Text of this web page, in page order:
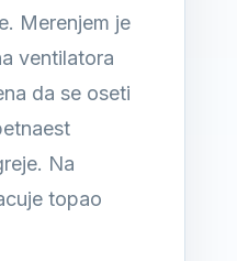
Merenjem je
ventilatora
da se oseti
Na
topao